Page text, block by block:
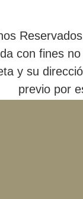
con fines
y su
previo por